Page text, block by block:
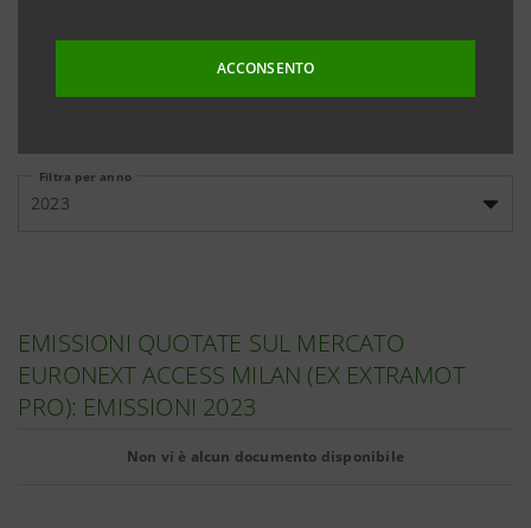
ACCONSENTO
Filtra per anno
2023
EMISSIONI QUOTATE SUL MERCATO
EURONEXT ACCESS MILAN (EX EXTRAMOT
PRO): EMISSIONI 2023
Non vi è alcun documento disponibile